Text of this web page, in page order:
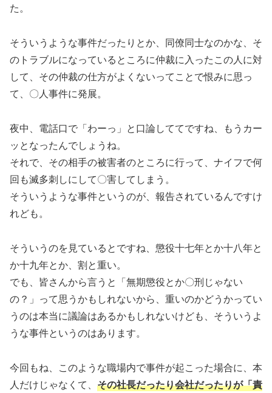
た。
そういうような事件だったりとか、同僚同士なのかな、そ
のトラブルになっているところに仲裁に入ったこの人に対
して、その仲裁の仕方がよくないってことで恨みに思っ
て、〇人事件に発展。
夜中、電話口で「わーっ」と口論しててですね、もうカー
ッとなったんでしょうね。
それで、その相手の被害者のところに行って、ナイフで何
回も滅多刺しにして〇害してしまう。
そういうような事件というのが、報告されているんですけ
れども。
そういうのを見ているとですね、懲役十七年とか十八年と
か十九年とか、割と重い。
でも、皆さんから言うと「無期懲役とか〇刑じゃない
の？」って思うかもしれないから、重いのかどうかってい
うのは本当に議論はあるかもしれないけども、そういうよ
うな事件というのはあります。
今回もね、このような職場内で事件が起こった場合に、本
人だけじゃなくて、 その社長だったり会社だったりが「責